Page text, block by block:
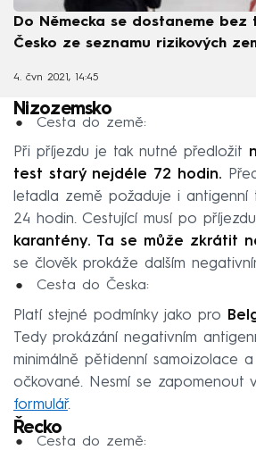
Do Německa se dostaneme bez
Česko ze seznamu rizikových
4. čvn 2021, 14:45
Nizozemsko
Cesta do země:
Při příjezdu je tak nutné předložit
test starý nejdéle 72 hodin.
letadla země požaduje i antigenní
24 hodin. Cestující musí po
karantény. Ta se může zkrátit
se člověk prokáže dalším
Cesta do Česka:
Platí stejné podmínky jako pro
Tedy prokázání negativním
minimálně pětidenní samoizolace
očkované. Nesmí se zapomenout
formulář.
Řecko
Cesta do země: